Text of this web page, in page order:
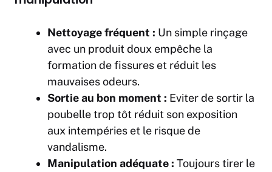
Nettoyage fréquent : Un simple rinçage
avec un produit doux empêche la
formation de fissures et réduit les
mauvaises odeurs.
Sortie au bon moment : Eviter de sortir la
poubelle trop tôt réduit son exposition
aux intempéries et le risque de
vandalisme.
Manipulation adéquate : Toujours tirer le